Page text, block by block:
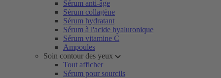
Sérum anti-âge
Sérum collagène
Sérum hydratant
Sérum à l'acide hyaluronique
Sérum vitamine C
Ampoules
Soin contour des yeux
Tout afficher
Sérum pour sourcils